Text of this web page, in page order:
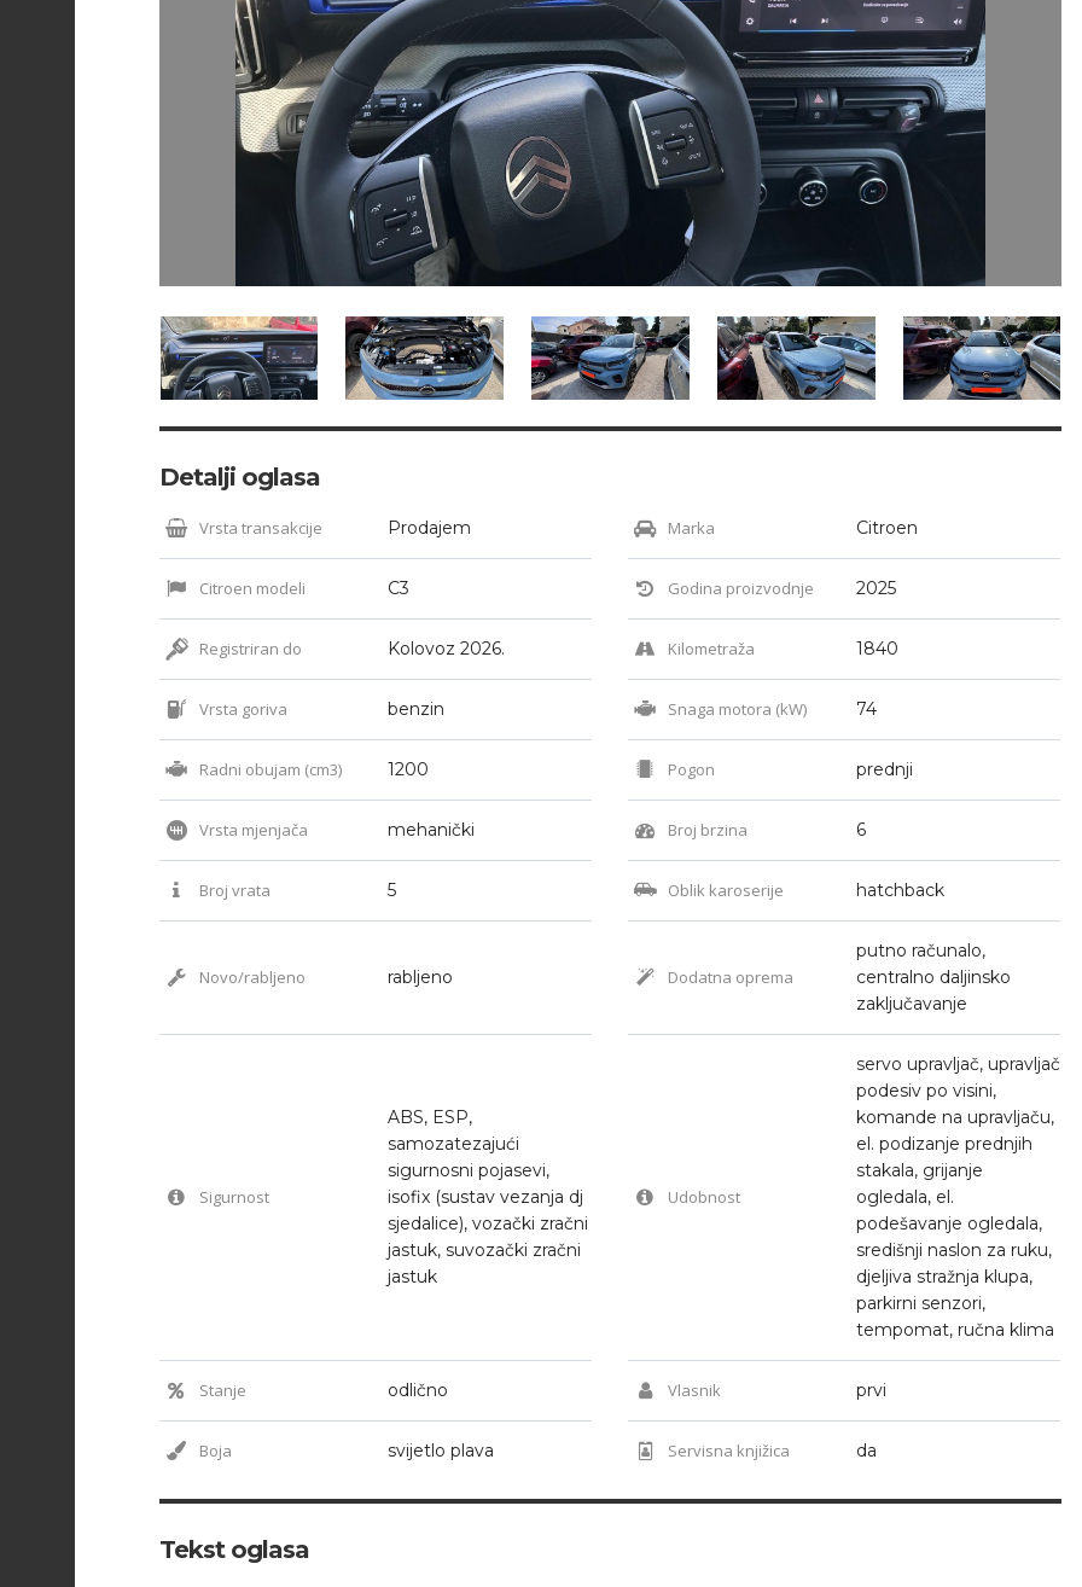
Detalji oglasa
Vrsta transakcije Prodajem Marka Citroen
Citroen modeli C3 Godina proizvodnje 2025
Registriran do Kolovoz 2026. Kilometraža 1840
Vrsta goriva benzin Snaga motora (kW) 74
Radni obujam (cm3) 1200 Pogon prednji
Vrsta mjenjača mehanički Broj brzina 6
Broj vrata 5 Oblik karoserije hatchback
Novo/rabljeno rabljeno Dodatna oprema
putno računalo,
centralno daljinsko
zaključavanje
Sigurnost
ABS, ESP,
samozatezajući
sigurnosni pojasevi,
isofix (sustav vezanja dj
sjedalice), vozački zračni
jastuk, suvozački zračni
jastuk
Udobnost
servo upravljač, upravljač
podesiv po visini,
komande na upravljaču,
el. podizanje prednjih
stakala, grijanje
ogledala, el.
podešavanje ogledala,
središnji naslon za ruku,
djeljiva stražnja klupa,
parkirni senzori,
tempomat, ručna klima
Stanje odlično Vlasnik prvi
Boja svijetlo plava Servisna knjižica da
Tekst oglasa